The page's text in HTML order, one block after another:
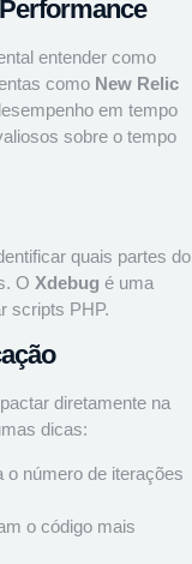
entender como
como New Relic
em tempo
sobre o tempo
quais partes do
O Xdebug é uma
scripts PHP.
diretamente na
dicas:
o número de iterações
o código mais